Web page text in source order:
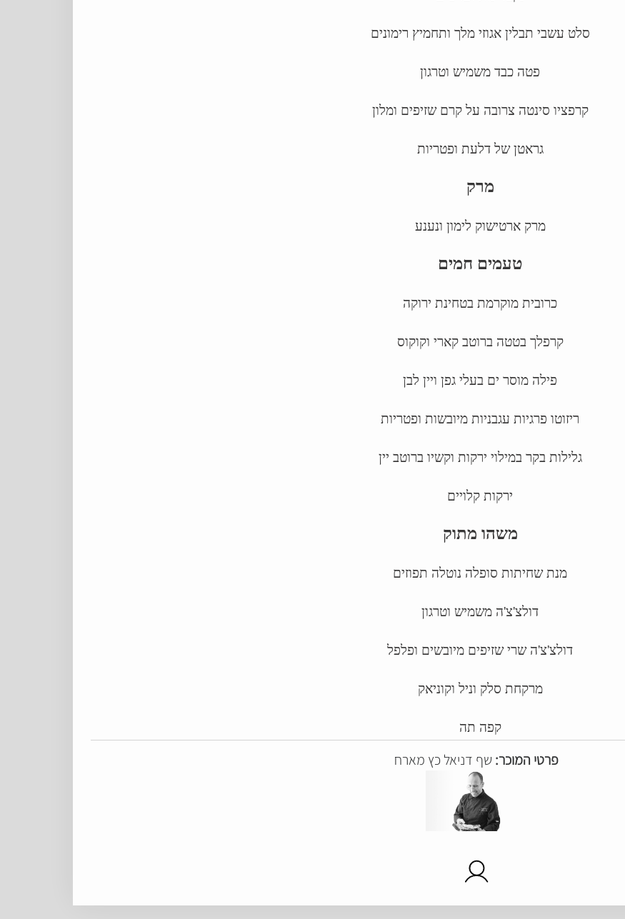
סלט עשבי תבלין אגוזי מלך ותחמיץ רימונים
פטה כבד משמיש וטרגון
קרפציו סינטה צרובה על קרם שזיפים ומלון
גראטן של דלעת ופטריות
מרק
מרק ארטישוק לימון ונענע
טעמים חמים
כרובית מוקרמת בטחינת ירוקה
קרפלך בטטה ברוטב קארי וקוקוס
פילה מוסר ים בעלי גפן ויין לבן
ריזוטו פרגיות עגבניות מיובשות ופטריות
גלילות בקר במילוי ירקות וקשיו ברוטב יין
ירקות קלויים
משהו מתוק
מנת שחיתות סופלה נוטלה תפוזים
דולצ'צ'ה משמיש וטרגון
דולצ'צ'ה שרי שזיפים מיובשים ופלפל
מרקחת סלק וניל וקוניאק
קפה תה
פרטי המוכר: שף דניאל כץ מארח